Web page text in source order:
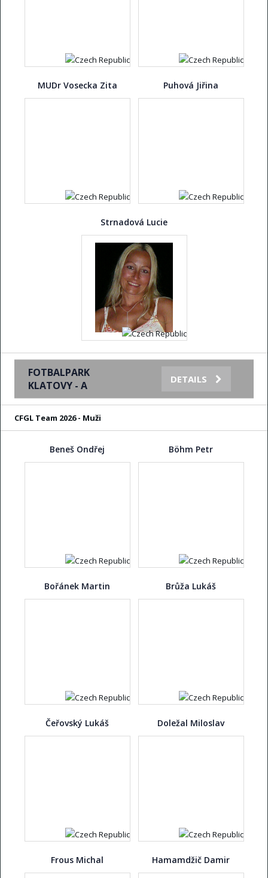
MUDr Vosecka Zita Puhová Jiřina
Strnadová Lucie
FOTBALPARK
KLATOVY - A
DETAILS
CFGL Team 2026 - Muži
Beneš Ondřej Böhm Petr
Bořánek Martin Brůža Lukáš
Čeřovský Lukáš Doležal Miloslav
Frous Michal Hamamdžič Damir